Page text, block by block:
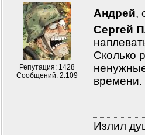
Репутация: 1428
Сообщений: 2.109
Андрей,
Сергей
Сколько
времени.
Излил